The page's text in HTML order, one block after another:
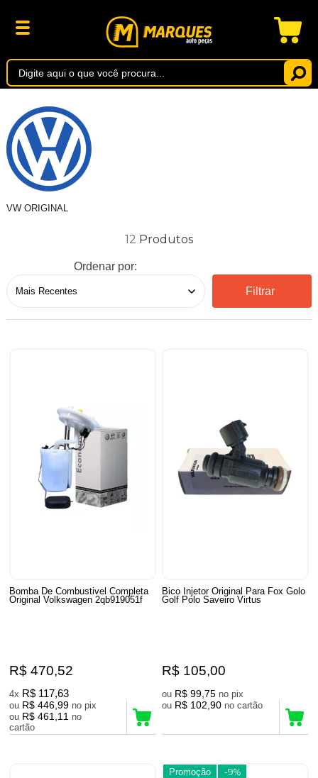
VW ORIGINAL
12
Ordenar por:
Filtrar
Bomba De Combustivel Completa
Original Volkswagen 2qb919051f
R$ 470,52
4x R$ 117,63
ou R$ 446,99
no pix
ou R$ 461,11 no
cartão
Bico Injetor Original Para Fox Golo
Golf Polo Saveiro Virtus
R$ 105,00
ou R$ 99,75
no pix
ou R$ 102,90 no cartão
Promoção -9%